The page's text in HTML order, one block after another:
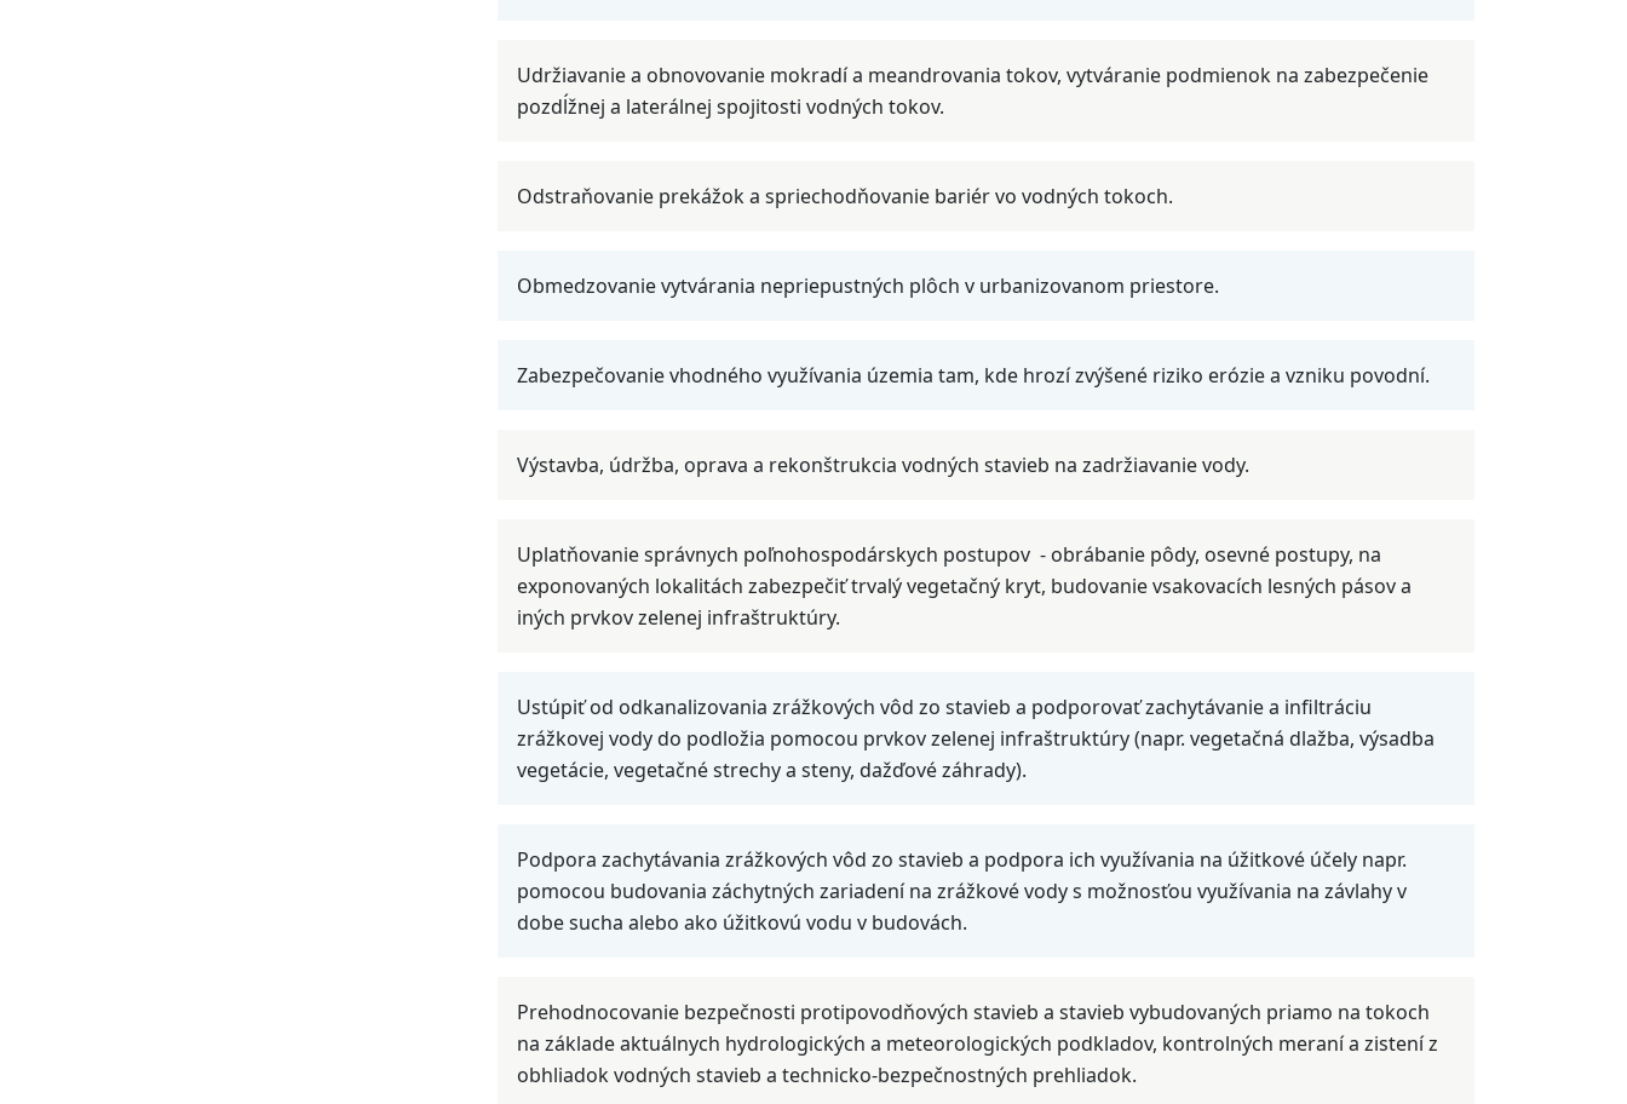
Udržiavanie a obnovovanie mokradí a meandrovania tokov, vytváranie podmienok na zabezpečenie
pozdĺžnej a laterálnej spojitosti vodných tokov.
Odstraňovanie prekážok a spriechodňovanie bariér vo vodných tokoch.
Obmedzovanie vytvárania nepriepustných plôch v urbanizovanom priestore.
Zabezpečovanie vhodného využívania územia tam, kde hrozí zvýšené riziko erózie a vzniku povodní.
Výstavba, údržba, oprava a rekonštrukcia vodných stavieb na zadržiavanie vody.
Uplatňovanie správnych poľnohospodárskych postupov - obrábanie pôdy, osevné postupy, na
exponovaných lokalitách zabezpečiť trvalý vegetačný kryt, budovanie vsakovacích lesných pásov a
iných prvkov zelenej infraštruktúry.
Ustúpiť od odkanalizovania zrážkových vôd zo stavieb a podporovať zachytávanie a infiltráciu
zrážkovej vody do podložia pomocou prvkov zelenej infraštruktúry (napr. vegetačná dlažba, výsadba
vegetácie, vegetačné strechy a steny, dažďové záhrady).
Podpora zachytávania zrážkových vôd zo stavieb a podpora ich využívania na úžitkové účely napr.
pomocou budovania záchytných zariadení na zrážkové vody s možnosťou využívania na závlahy v
dobe sucha alebo ako úžitkovú vodu v budovách.
Prehodnocovanie bezpečnosti protipovodňových stavieb a stavieb vybudovaných priamo na tokoch
na základe aktuálnych hydrologických a meteorologických podkladov, kontrolných meraní a zistení z
obhliadok vodných stavieb a technicko-bezpečnostných prehliadok.